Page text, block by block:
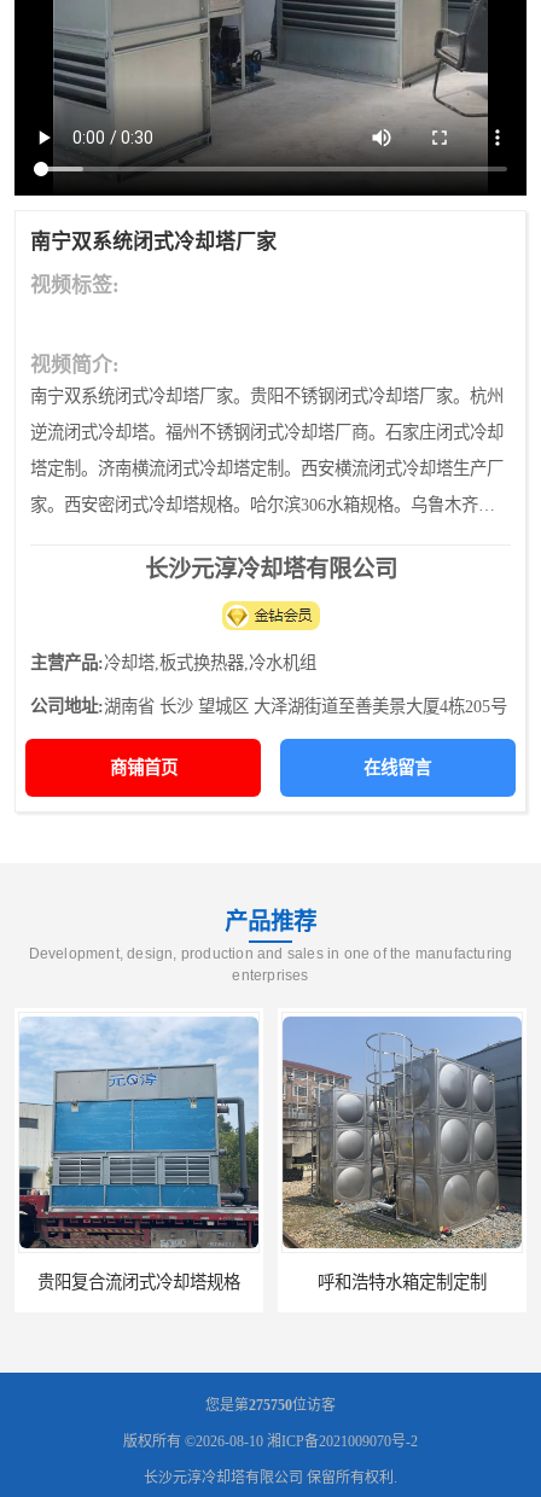
南宁双系统闭式冷却塔厂家
视频标签:
视频简介:
南宁双系统闭式冷却塔厂家。贵阳不锈钢闭式冷却塔厂家。杭州
逆流闭式冷却塔。福州不锈钢闭式冷却塔厂商。石家庄闭式冷却
塔定制。济南横流闭式冷却塔定制。西安横流闭式冷却塔生产厂
家。西安密闭式冷却塔规格。哈尔滨306水箱规格。乌鲁木齐不
长沙元淳冷却塔有限公司
主营产品:冷却塔,板式换热器,冷水机组
公司地址:湖南省 长沙 望城区 大泽湖街道至善美景大厦4栋205号
商铺首页 在线留言
产品推荐
Development, design, production and sales in one of the manufacturing
enterprises
贵阳复合流闭式冷却塔规格 呼和浩特水箱定制定制
您是第275750位访客
版权所有 ©2026-08-10 湘ICP备2021009070号-2
长沙元淳冷却塔有限公司 保留所有权利.